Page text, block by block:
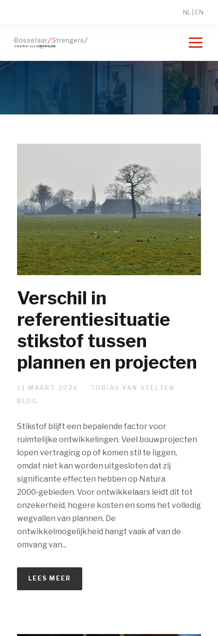
NL EN
Verschil in
referentiesituatie
stikstof tussen
plannen en projecten
11 MAART 2026
TOBIAS VAN STELTEN
BLOG
Stikstof blijft een bepalende factor voor
ruimtelijke ontwikkelingen. Veel bouwprojecten
lopen vertraging op of komen stil te liggen,
omdat niet kan worden uitgesloten dat zij
significante effecten hebben op Natura
2000‑gebieden. Voor ontwikkelaars leidt dit tot
onzekerheid, hogere kosten en soms het volledig
wegvallen van plannen. De
ontwikkelmogelijkheid hangt vaak af van de
omvang van...
LEES MEER